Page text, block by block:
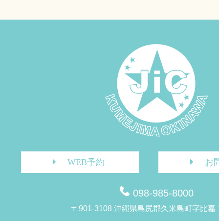
WEB予約 お
098-985-8000
〒901-3108 沖縄県島尻郡久米島町字比嘉